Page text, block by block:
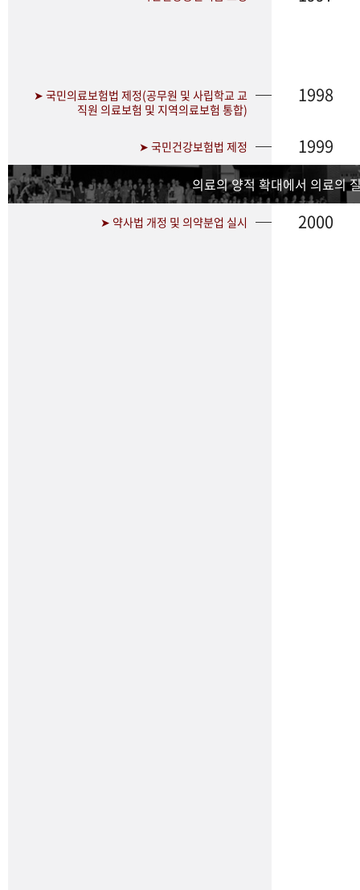
➤ 국민의료보험법 제정(공무원 및 사립학교 교
직원 의료보험 및 지역의료보험 통합)
1998
➤ 국민건강보험법 제정 1999
의료의 양적 확대에서 의료의
➤ 약사법 개정 및 의약분업 실시 2000